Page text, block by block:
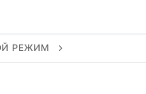
РЕЖИМ